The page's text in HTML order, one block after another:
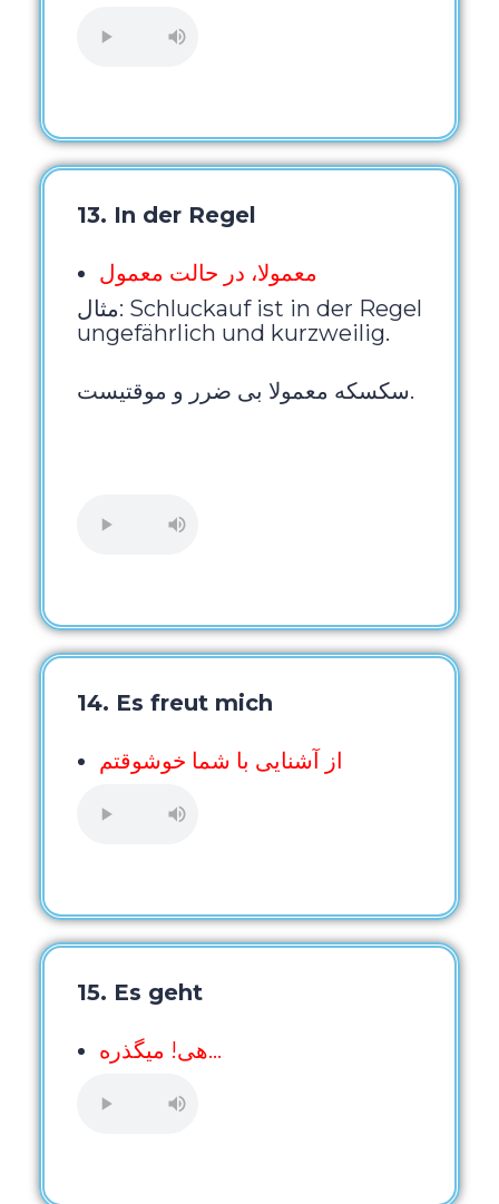
13. In der Regel
معمولا، در حالت معمول
مثال: Schluckauf ist in der Regel
ungefährlich und kurzweilig.
سکسکه معمولا بی ضرر و موقتیست.
14. Es freut mich
از آشنایی با شما خوشوقتم
15. Es geht
هی! میگذره…